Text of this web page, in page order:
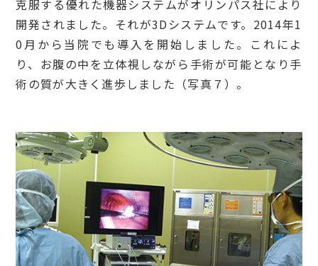
克服する優れた機器システムがオリンパス社により
開発されました。それが3Dシステムです。2014年1
0月から当院でも導入を開始しました。これによ
り、お腹の中を立体視しながら手術が可能となり手
術の質が大きく進歩しました（写真７）。